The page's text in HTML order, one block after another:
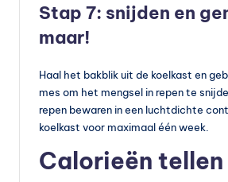
Stap 7: snijden en
maar!
Haal het bakblik uit de koelkast en
mes om het mengsel in repen te
repen bewaren in een luchtdichte
koelkast voor maximaal één week.
Calorieën tellen